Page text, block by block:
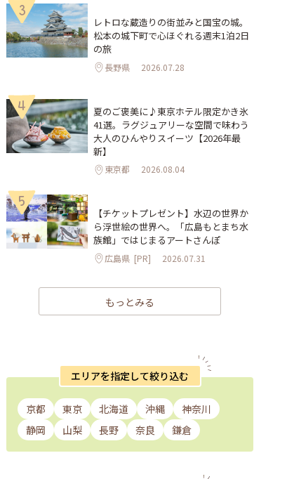
3
レトロな蔵造りの街並みと国宝の城。
松本の城下町で心ほぐれる週末1泊2日
の旅
長野県 2026.07.28
4
夏のご褒美に♪東京ホテル限定かき氷
41選。ラグジュアリーな空間で味わう
大人のひんやりスイーツ【2026年最
新】
東京都 2026.08.04
5
【チケットプレゼント】水辺の世界か
ら浮世絵の世界へ。「広島もとまち水
族館」ではじまるアートさんぽ
広島県 [PR] 2026.07.31
もっとみる
エリアを指定して絞り込む
京都 東京 北海道 沖縄
神奈川
静岡
山梨 長野 奈良 鎌倉